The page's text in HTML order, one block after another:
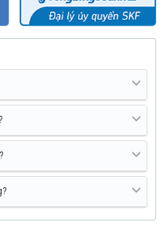
hãng bởiĐại lý uỷ quyền